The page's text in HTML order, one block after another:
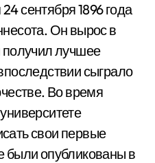
сентября 1896 года
Он вырос в
получил лучшее
сыграло
Во время
свои первые
были опубликованы в